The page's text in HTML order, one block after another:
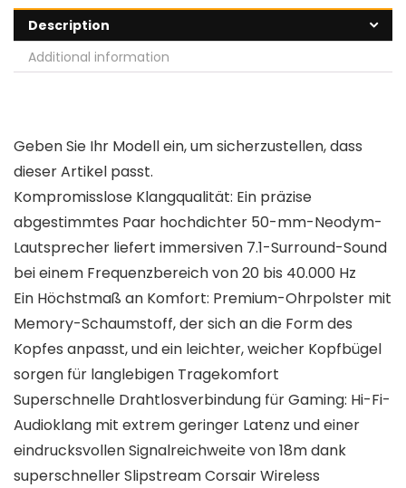
Description
Additional information
Geben Sie Ihr Modell ein, um sicherzustellen, dass
dieser Artikel passt.
Kompromisslose Klangqualität: Ein präzise
abgestimmtes Paar hochdichter 50-mm-Neodym-
Lautsprecher liefert immersiven 7.1-Surround-Sound
bei einem Frequenzbereich von 20 bis 40.000 Hz
Ein Höchstmaß an Komfort: Premium-Ohrpolster mit
Memory-Schaumstoff, der sich an die Form des
Kopfes anpasst, und ein leichter, weicher Kopfbügel
sorgen für langlebigen Tragekomfort
Superschnelle Drahtlosverbindung für Gaming: Hi-Fi-
Audioklang mit extrem geringer Latenz und einer
eindrucksvollen Signalreichweite von 18m dank
superschneller Slipstream Corsair Wireless